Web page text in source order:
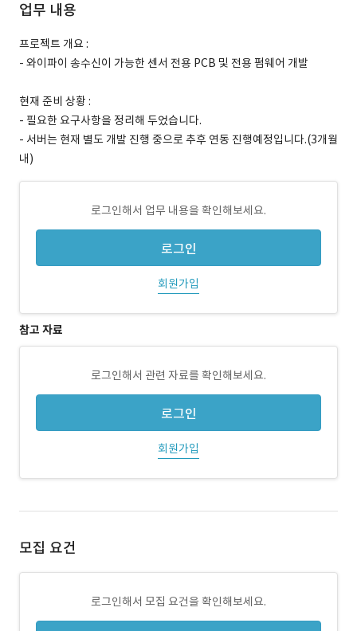
업무 내용
프로젝트 개요 :
- 와이파이 송수신이 가능한 센서 전용 PCB 및 전용 펌웨어 개발
현재 준비 상황 :
- 필요한 요구사항을 정리해 두었습니다.
- 서버는 현재 별도 개발 진행 중으로 추후 연동 진행예정입니다.(3개월
내)
로그인해서 업무 내용을 확인해보세요.
로그인
회원가입
참고 자료
로그인해서 관련 자료를 확인해보세요.
로그인
회원가입
모집 요건
로그인해서 모집 요건을 확인해보세요.